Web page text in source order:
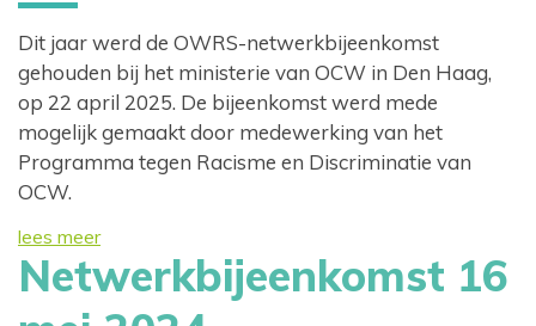
Dit jaar werd de OWRS-netwerkbijeenkomst
gehouden bij het ministerie van OCW in Den Haag,
op 22 april 2025. De bijeenkomst werd mede
mogelijk gemaakt door medewerking van het
Programma tegen Racisme en Discriminatie van
OCW.
lees meer
Netwerkbijeenkomst 16